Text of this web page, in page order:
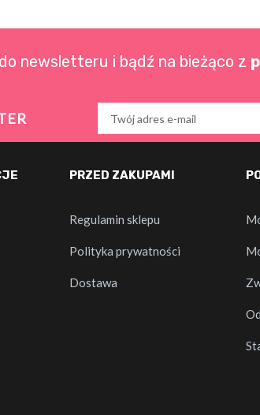
newsletteru i bądź na bieżąco z
PRZED ZAKUPAMI
Regulamin sklepu
Polityka prywatności
Dostawa